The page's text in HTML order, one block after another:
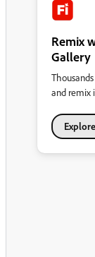
Remix
Gallery
and remix